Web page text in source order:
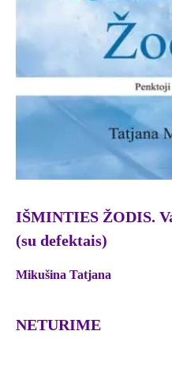
IŠMINTIES ŽODIS.
(su defektais)
Mikušina Tatjana
NETURIME